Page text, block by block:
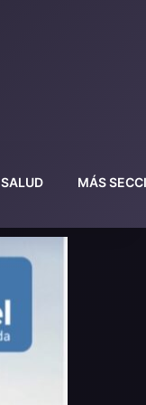
SALUD MÁS